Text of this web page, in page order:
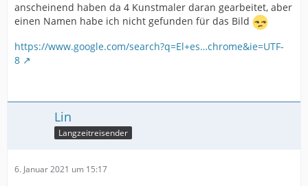
anscheinend haben da 4 Kunstmaler daran gearbeitet, aber
einen Namen habe ich nicht gefunden für das Bild
https://www.google.com/search?q=El+es…chrome&ie=UTF-
8
Lin
Langzeitreisender
6. Januar 2021 um 15:17